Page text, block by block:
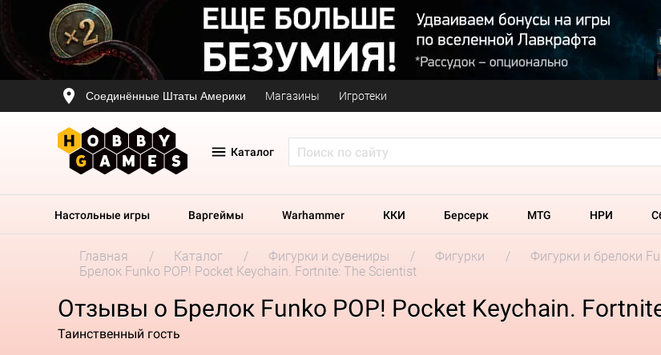
Соединённые Штаты Америки Магазины Игротеки
Каталог
Настольные игры Варгеймы Warhammer ККИ Берсерк MTG НРИ
Главная Каталог Фигурки и сувениры Фигурки Фигурки и брелоки
Брелок Funko POP! Pocket Keychain. Fortnite: The Scientist
Отзывы о Брелок Funko POP! Pocket Keychain.
Таинственный гость